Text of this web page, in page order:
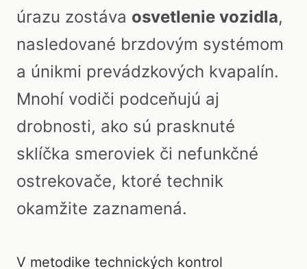
úrazu zostáva osvetlenie vozidla,
nasledované brzdovým systémom
a únikmi prevádzkových kvapalín.
Mnohí vodiči podceňujú aj
drobnosti, ako sú prasknuté
sklíčka smeroviek či nefunkčné
ostrekovače, ktoré technik
okamžite zaznamená.
V metodike technických kontrol